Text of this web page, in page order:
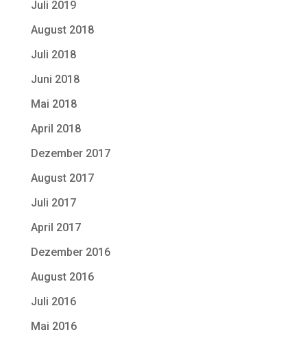
Juli 2019
August 2018
Juli 2018
Juni 2018
Mai 2018
April 2018
Dezember 2017
August 2017
Juli 2017
April 2017
Dezember 2016
August 2016
Juli 2016
Mai 2016